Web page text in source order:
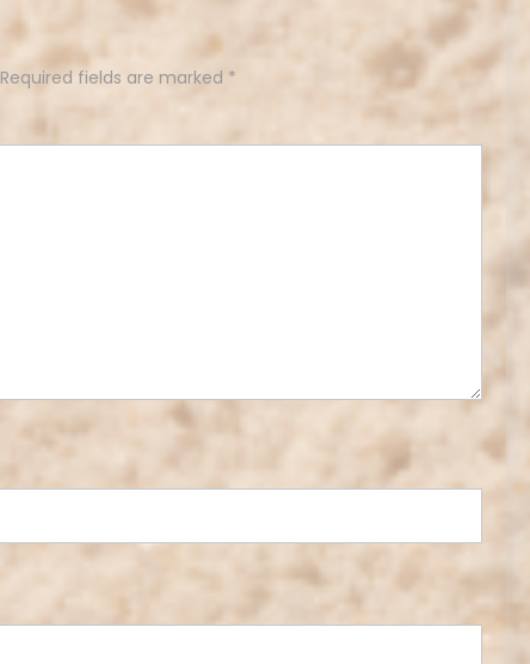
Required fields are marked *